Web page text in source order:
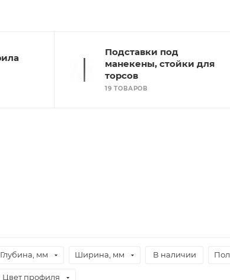
Подставки под
манекены, стойки для
торсов
19 ТОВАРОВ
Глубина, мм Ширина, мм В наличии Пол
Цвет профиля